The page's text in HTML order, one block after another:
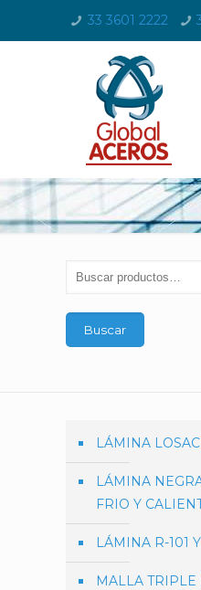
33 3601 2222
Buscar
LÁMINA
LÁMINA
FRIO Y
LÁMINA R-101
MALLA TRIPLE